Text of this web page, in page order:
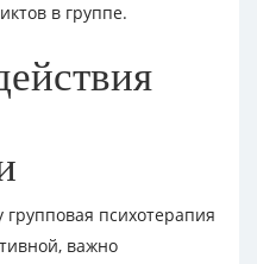
в группе.
психотерапия
важно